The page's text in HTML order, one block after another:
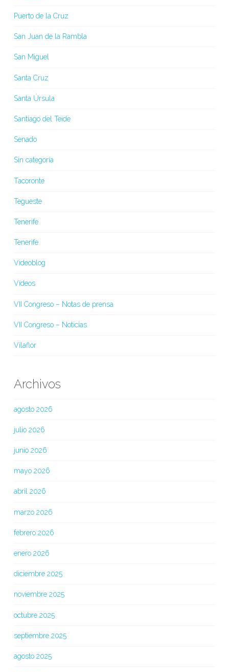
Puerto de la Cruz
San Juan de la Rambla
San Miguel
Santa Cruz
Santa Úrsula
Santiago del Teide
Senado
Sin categoría
Tacoronte
Tegueste
Tenerife
Tenerife
Videoblog
Vídeos
VII Congreso – Notas de prensa
VII Congreso – Noticias
Vilaflor
Archivos
agosto 2026
julio 2026
junio 2026
mayo 2026
abril 2026
marzo 2026
febrero 2026
enero 2026
diciembre 2025
noviembre 2025
octubre 2025
septiembre 2025
agosto 2025